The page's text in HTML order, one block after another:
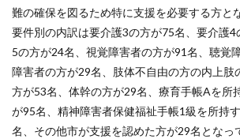
難の確保を図るため特に支援を必要する方と
要件別の内訳は要介護3の方が75名、要介護
5の方が24名、視覚障害者の方が91名、聴覚
障害者の方が29名、肢体不自由の方の内上肢
方が53名、体幹の方が29名、療育手帳Aを所
が95名、精神障害者保健福祉手帳1級を所持
名、その他市が支援を認めた方が29名となっ